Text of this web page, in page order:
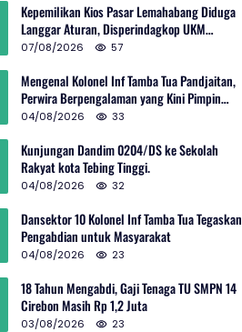
Kepemilikan Kios Pasar Lemahabang Diduga
Langgar Aturan, Disperindagkop UKM
Terkesan Lepas Tangan?
07/08/2026 57
Mengenal Kolonel Inf Tamba Tua Pandjaitan,
Perwira Berpengalaman yang Kini Pimpin
Sektor 10 Citarum Harum
04/08/2026 33
Kunjungan Dandim 0204/DS ke Sekolah
Rakyat kota Tebing Tinggi.
04/08/2026 32
Dansektor 10 Kolonel Inf Tamba Tua Tegaskan
Pengabdian untuk Masyarakat
04/08/2026 23
18 Tahun Mengabdi, Gaji Tenaga TU SMPN 14
Cirebon Masih Rp 1,2 Juta
03/08/2026 23